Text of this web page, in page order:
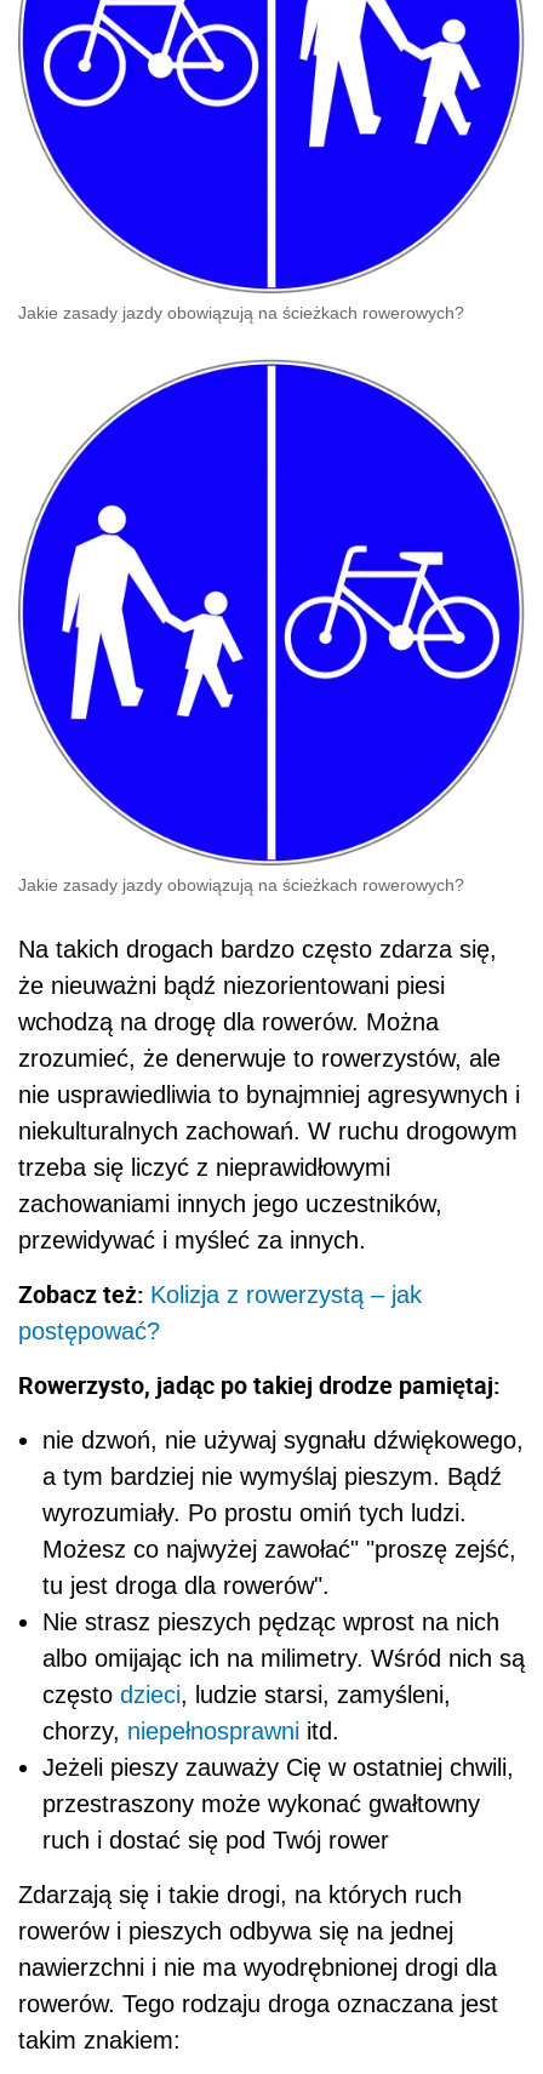
Jakie zasady jazdy obowiązują na ścieżkach rowerowych?
Jakie zasady jazdy obowiązują na ścieżkach rowerowych?
Na takich drogach bardzo często zdarza się,
że nieuważni bądź niezorientowani piesi
wchodzą na drogę dla rowerów. Można
zrozumieć, że denerwuje to rowerzystów, ale
nie usprawiedliwia to bynajmniej agresywnych i
niekulturalnych zachowań. W ruchu drogowym
trzeba się liczyć z nieprawidłowymi
zachowaniami innych jego uczestników,
przewidywać i myśleć za innych.
Zobacz też: Kolizja z rowerzystą – jak
postępować?
Rowerzysto, jadąc po takiej drodze pamiętaj:
nie dzwoń, nie używaj sygnału dźwiękowego,
a tym bardziej nie wymyślaj pieszym. Bądź
wyrozumiały. Po prostu omiń tych ludzi.
Możesz co najwyżej zawołać" "proszę zejść,
tu jest droga dla rowerów".
Nie strasz pieszych pędząc wprost na nich
albo omijając ich na milimetry. Wśród nich są
często dzieci, ludzie starsi, zamyśleni,
chorzy, niepełnosprawni itd.
Jeżeli pieszy zauważy Cię w ostatniej chwili,
przestraszony może wykonać gwałtowny
ruch i dostać się pod Twój rower
Zdarzają się i takie drogi, na których ruch
rowerów i pieszych odbywa się na jednej
nawierzchni i nie ma wyodrębnionej drogi dla
rowerów. Tego rodzaju droga oznaczana jest
takim znakiem: